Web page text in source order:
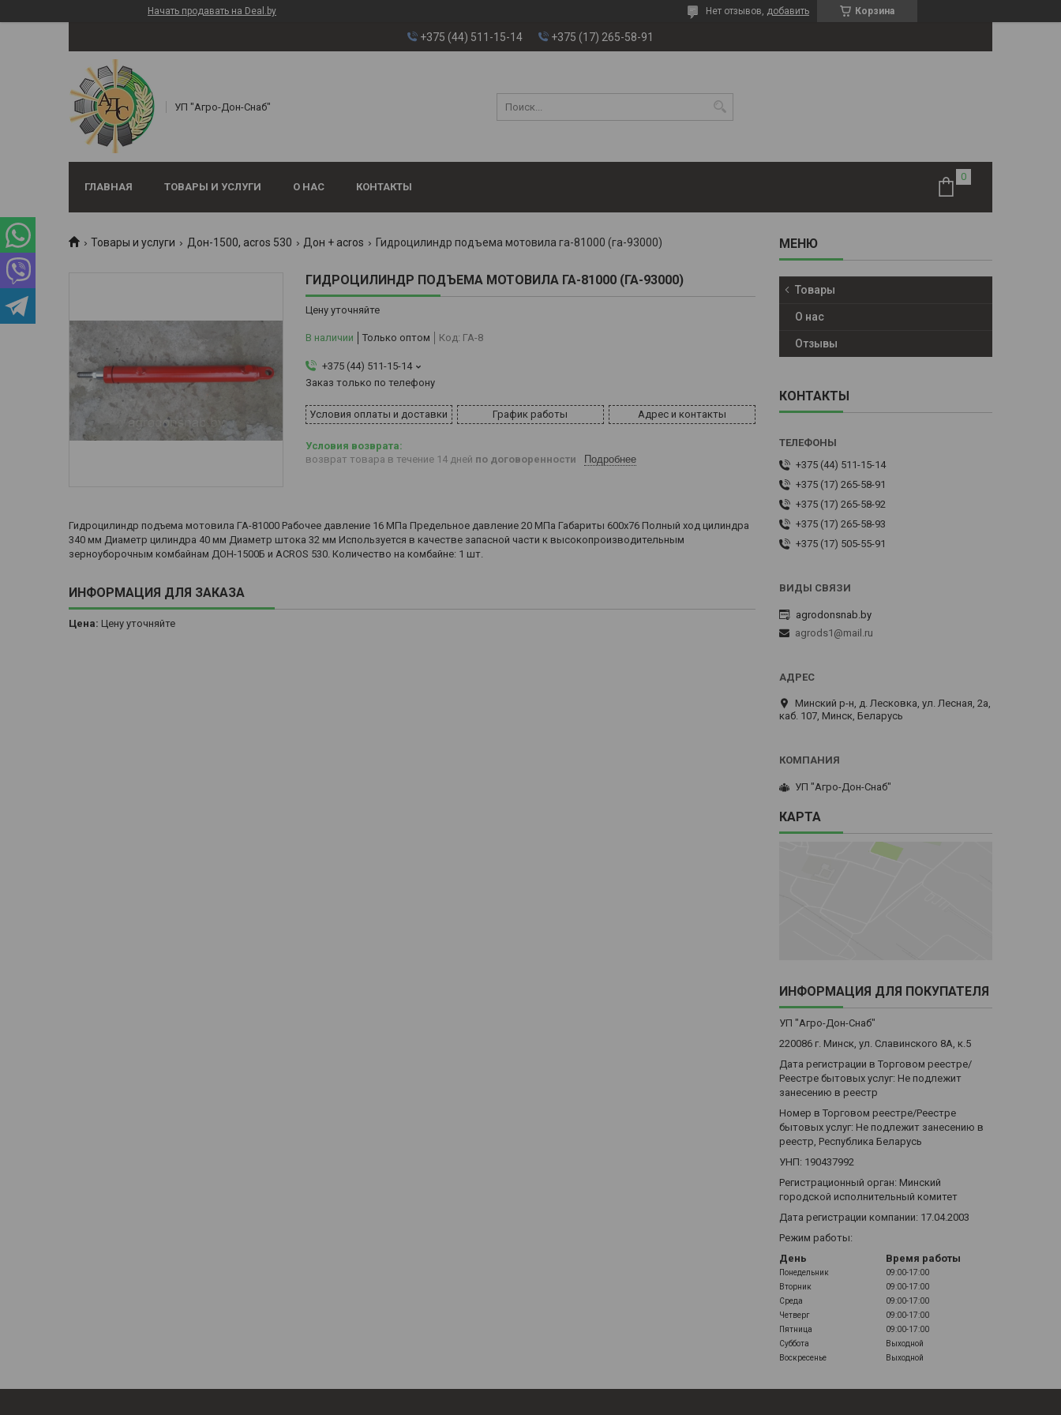
Начать продавать на Deal.by Корзина
Нет отзывов, добавить
+375 (44) 511-15-14 +375 (17) 265-58-91
УП "Агро-Дон-Снаб"
ГЛАВНАЯ ТОВАРЫ И УСЛУГИ О НАС КОНТАКТЫ
Товары и услуги Дон-1500, аcros 530 Дон + acros Гидроцилиндр подъема мотовила га-81000 (га-93000)
ГИДРОЦИЛИНДР ПОДЪЕМА МОТОВИЛА ГА-81000 (ГА-93000)
Цену уточняйте
В наличии Только оптом Код: ГА-8
+375 (44) 511-15-14
Заказ только по телефону
Условия оплаты и доставки График работы Адрес и контакты
возврат товара в течение 14 дней по договоренности Подробнее
Гидроцилиндр подъема мотовила ГА-81000 Рабочее давление 16 МПа Предельное давление 20 МПа Габариты 600х76 Полный ход цилиндра
340 мм Диаметр цилиндра 40 мм Диаметр штока 32 мм Используется в качестве запасной части к высокопроизводительным
зерноуборочным комбайнам ДОН-1500Б и ACROS 530. Количество на комбайне: 1 шт.
ИНФОРМАЦИЯ ДЛЯ ЗАКАЗА
Цена: Цену уточняйте
Товары
О нас
Отзывы
КОНТАКТЫ
+375 (44) 511-15-14
+375 (17) 265-58-91
+375 (17) 265-58-92
+375 (17) 265-58-93
+375 (17) 505-55-91
agrodonsnab.by
agrods1@mail.ru
Минский р-н, д. Лесковка, ул. Лесная, 2а,
каб. 107, Минск, Беларусь
УП "Агро-Дон-Снаб"
КАРТА
ИНФОРМАЦИЯ ДЛЯ ПОКУПАТЕЛЯ
УП "Агро-Дон-Снаб"
220086 г. Минск, ул. Славинского 8А, к.5
Дата регистрации в Торговом реестре/
Реестре бытовых услуг: Не подлежит
занесению в реестр
Номер в Торговом реестре/Реестре
бытовых услуг: Не подлежит занесению в
реестр, Республика Беларусь
УНП: 190437992
Регистрационный орган: Минский
городской исполнительный комитет
Дата регистрации компании: 17.04.2003
Режим работы:
День
Время работы
Понедельник
09:00-17:00
Вторник
09:00-17:00
Среда
09:00-17:00
Четверг
09:00-17:00
Пятница
09:00-17:00
Суббота
Выходной
Воскресенье
Выходной